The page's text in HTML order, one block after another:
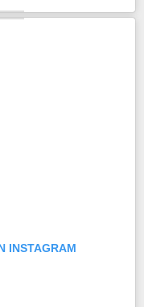
INSTAGRAM